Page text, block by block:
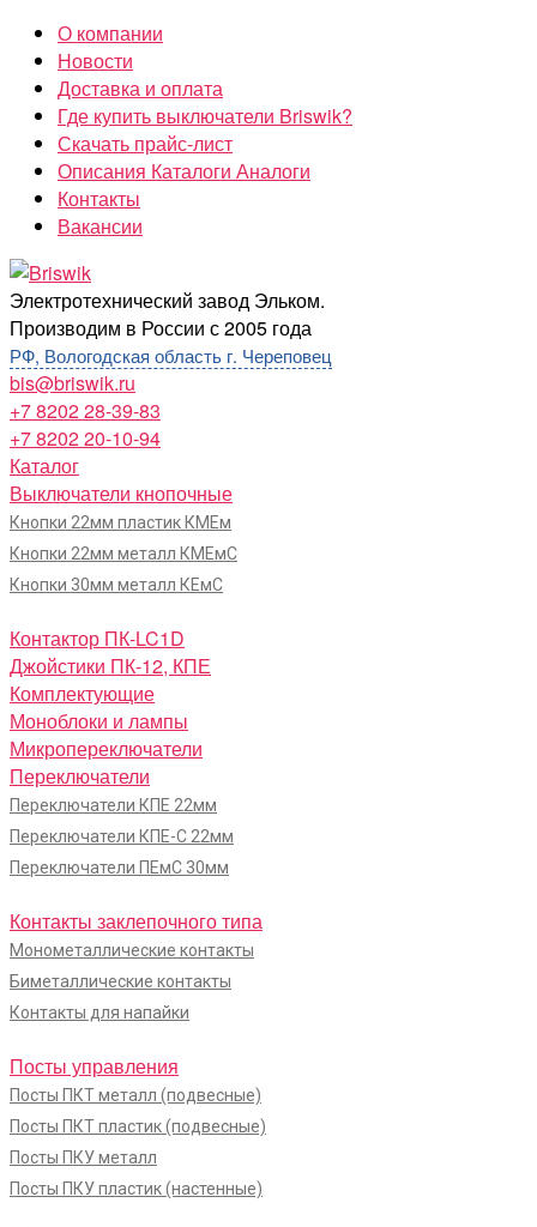
Перейти
содержимому
О компании
Новости
Доставка и оплата
Где купить выключатели Briswik?
Скачать прайс-лист
Описания Каталоги Аналоги
Контакты
Вакансии
Briswik
Электротехнический завод Эльком.
Производим в России с 2005 года
РФ, Вологодская область г. Череповец
bis@briswik.ru
+7 8202 28-39-83
+7 8202 20-10-94
Каталог
Выключатели кнопочные
Кнопки 22мм пластик КМЕм
Кнопки 22мм металл КМЕмС
Кнопки 30мм металл КЕмС
Контактор ПК-LC1D
Джойстики ПК-12, КПЕ
Комплектующие
Моноблоки и лампы
Микропереключатели
Переключатели
Переключатели КПЕ 22мм
Переключатели КПЕ-С 22мм
Переключатели ПЕмС 30мм
Контакты заклепочного типа
Монометаллические контакты
Биметаллические контакты
Контакты для напайки
Посты управления
Посты ПКТ металл (подвесные)
Посты ПКТ пластик (подвесные)
Посты ПКУ металл
Посты ПКУ пластик (настенные)